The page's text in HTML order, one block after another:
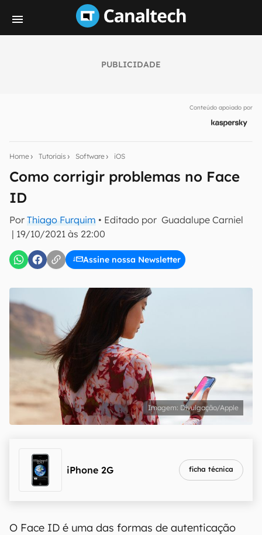
PUBLICIDADE
Conteúdo apoiado por
Home Tutoriais Software iOS
Como corrigir problemas no Face
ID
Por Thiago Furquim • Editado por Guadalupe Carniel
| 19/10/2021 às 22:00
Assine nossa Newsletter
notícias e reviews sobre tecnologia em primeira
Confirmo que li, aceito e concordo com os
Divulgação/Apple
iPhone 2G ficha técnica
O Face ID é uma das formas de autenticação